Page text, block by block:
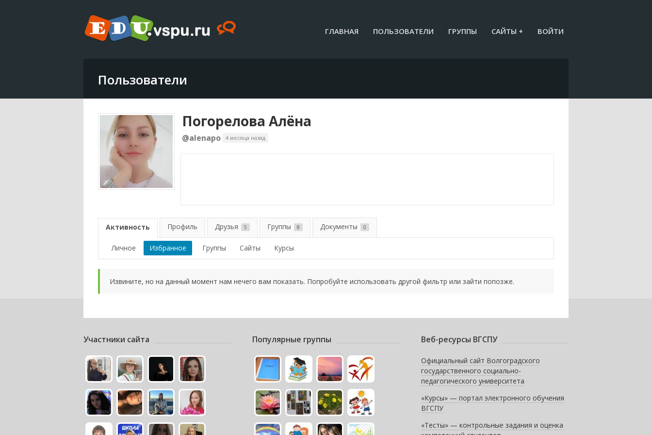
ГЛАВНАЯ ПОЛЬЗОВАТЕЛИ ГРУППЫ САЙТЫ + ВОЙТИ
Пользователи
Погорелова Алёна
@alenapo 4 месяца назад
Активность Профиль Друзья 5 Группы 8 Документы 0
Личное Избранное Группы Сайты Курсы
Извините, но на данный момент нам нечего вам показать. Попробуйте использовать другой фильтр или зайти попозже.
Участники сайта Популярные группы Веб-ресурсы ВГСПУ
Официальный сайт Волгоградского
государственного социально-
педагогического университета
«Курсы» — портал электронного обучения
ВГСПУ
«Тесты» — контрольные задания и оценка